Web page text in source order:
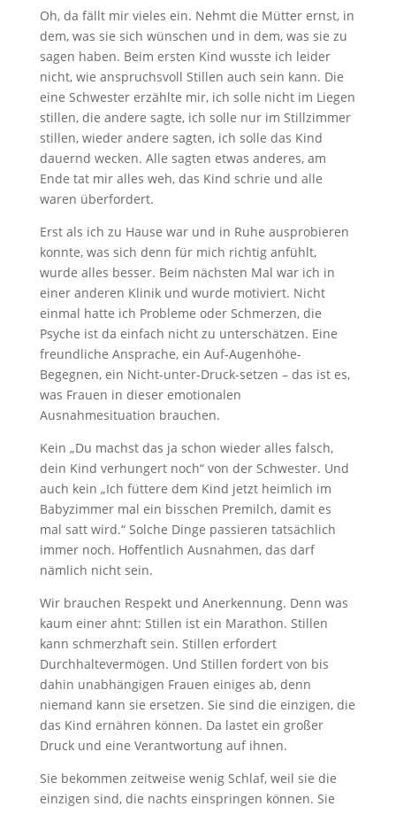
Oh, da fällt mir vieles ein. Nehmt die Mütter ernst, in
dem, was sie sich wünschen und in dem, was sie zu
sagen haben. Beim ersten Kind wusste ich leider
nicht, wie anspruchsvoll Stillen auch sein kann. Die
eine Schwester erzählte mir, ich solle nicht im Liegen
stillen, die andere sagte, ich solle nur im Stillzimmer
stillen, wieder andere sagten, ich solle das Kind
dauernd wecken. Alle sagten etwas anderes, am
Ende tat mir alles weh, das Kind schrie und alle
waren überfordert.
Erst als ich zu Hause war und in Ruhe ausprobieren
konnte, was sich denn für mich richtig anfühlt,
wurde alles besser. Beim nächsten Mal war ich in
einer anderen Klinik und wurde motiviert. Nicht
einmal hatte ich Probleme oder Schmerzen, die
Psyche ist da einfach nicht zu unterschätzen. Eine
freundliche Ansprache, ein Auf-Augenhöhe-
Begegnen, ein Nicht-unter-Druck-setzen – das ist es,
was Frauen in dieser emotionalen
Ausnahmesituation brauchen.
Kein „Du machst das ja schon wieder alles falsch,
dein Kind verhungert noch“ von der Schwester. Und
auch kein „Ich füttere dem Kind jetzt heimlich im
Babyzimmer mal ein bisschen Premilch, damit es
mal satt wird.“ Solche Dinge passieren tatsächlich
immer noch. Hoffentlich Ausnahmen, das darf
nämlich nicht sein.
Wir brauchen Respekt und Anerkennung. Denn was
kaum einer ahnt: Stillen ist ein Marathon. Stillen
kann schmerzhaft sein. Stillen erfordert
Durchhaltevermögen. Und Stillen fordert von bis
dahin unabhängigen Frauen einiges ab, denn
niemand kann sie ersetzen. Sie sind die einzigen, die
das Kind ernähren können. Da lastet ein großer
Druck und eine Verantwortung auf ihnen.
Sie bekommen zeitweise wenig Schlaf, weil sie die
einzigen sind, die nachts einspringen können. Sie